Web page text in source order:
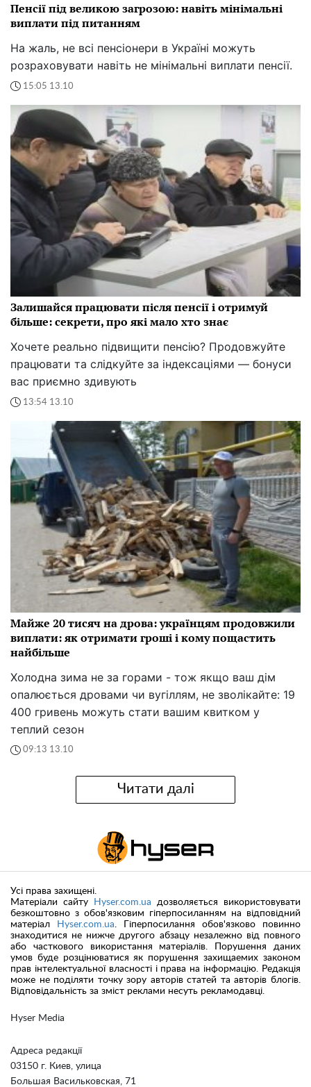
Пенсії під великою загрозою: навіть мінімальні
виплати під питанням
На жаль, не всі пенсіонери в Україні можуть
розраховувати навіть не мінімальні виплати пенсії.
15:05 13.10
Залишайся працювати після пенсії і отримуй
більше: секрети, про які мало хто знає
Хочете реально підвищити пенсію? Продовжуйте
працювати та слідкуйте за індексаціями — бонуси
вас приємно здивують
13:54 13.10
Майже 20 тисяч на дрова: українцям продовжили
виплати: як отримати гроші і кому пощастить
найбільше
Холодна зима не за горами - тож якщо ваш дім
опалюється дровами чи вугіллям, не зволікайте: 19
400 гривень можуть стати вашим квитком у
теплий сезон
09:13 13.10
Читати далі
Hyser Media
Адреса редакції
03150 г. Киев, улица
Большая Васильковская, 71
Усі права захищені.
Матеріали сайту
Hyser.com.ua дозволяється використовувати
безкоштовно з обов'язковим гіперпосиланням на відповідний
матеріал
Hyser.com.ua. Гіперпосилання обов'язково повинно
знаходитися не нижче другого абзацу незалежно від повного
або часткового використання матеріалів. Порушення даних
умов буде розцінюватися як порушення захищаемих законом
прав інтелектуальної власності і права на інформацію. Редакція
може не поділяти точку зору авторів статей та авторів блогів.
Відповідальність за зміст реклами несуть рекламодавці.